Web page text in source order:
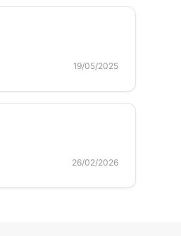
19/05/2025
26/02/2026